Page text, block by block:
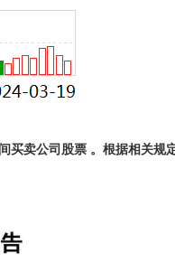
票 。根据相关规定